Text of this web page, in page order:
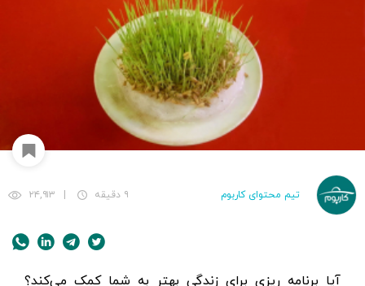
تیم محتوای کاربوم ۹ دقیقه ۲۴,۹۱۳
آیا برنامه ریزی برای زندگی بهتر به شما کمک می‌کند؟